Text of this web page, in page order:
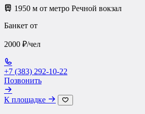
1950 м от метро Речной вокзал
Банкет от
2000 ₽/чел
+7 (383) 292-10-22
Позвонить
К площадке